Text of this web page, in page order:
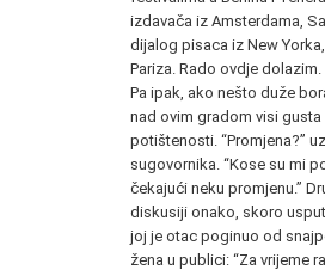
izdavača iz Amsterdama,
dijalog pisaca iz New
Pariza. Rado ovdje dolazim.
Pa ipak, ako nešto duže
nad ovim gradom visi gusta
potištenosti. “Promjena?”
sugovornika. “Kose su mi
čekajući neku promjenu.”
diskusiji onako, skoro
joj je otac poginuo od
žena u publici: “Za vrijeme